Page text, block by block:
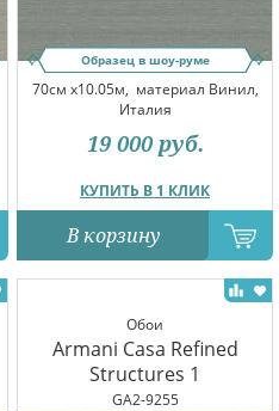
Образец в шоу-руме
70см x10.05м, материал Винил,
Италия
КУПИТЬ В 1 КЛИК
19 000 руб.
В корзину
Обои
Armani Casa Refined
Structures 1
GA2-9255